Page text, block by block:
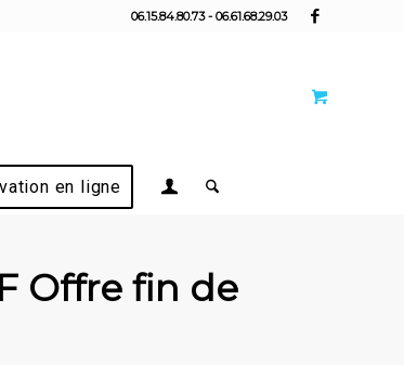
06.15.84.80.73 - 06.61.68.29.03
en ligne
Offre fin de